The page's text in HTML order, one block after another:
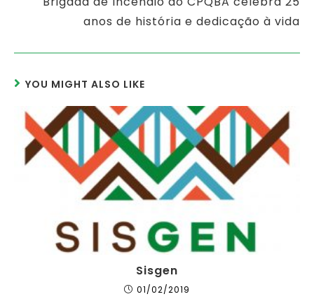
anos de história e dedicação à vida
YOU MIGHT ALSO LIKE
Sisgen
01/02/2019